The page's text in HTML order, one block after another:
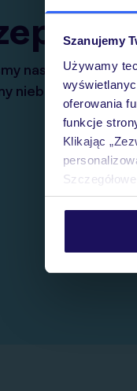
Szanujemy
Używamy
oferowania
funkcje
Klikając
nasz serwis na
niebawem!